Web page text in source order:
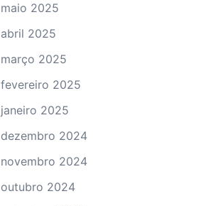
maio 2025
abril 2025
março 2025
fevereiro 2025
janeiro 2025
dezembro 2024
novembro 2024
outubro 2024